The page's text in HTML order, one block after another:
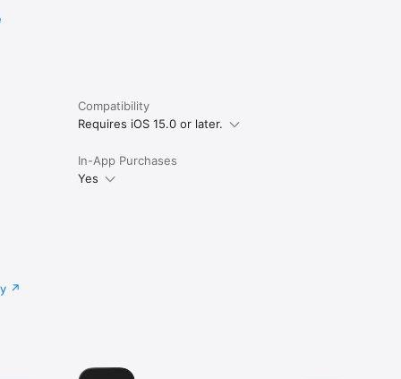
Compatibility
Requires iOS 15.0 or later.
In-App Purchases
Yes